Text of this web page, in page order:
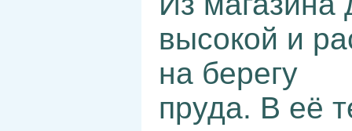
высокой и
на берегу
пруда. В её